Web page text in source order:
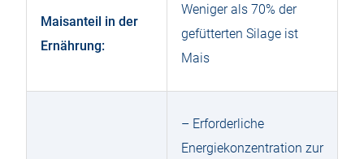
Maisanteil in der
Ernährung:
Weniger als 70% der
gefütterten Silage ist
Mais
– Erforderliche
Energiekonzentration zur